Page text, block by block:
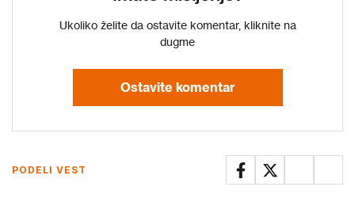
Ukoliko želite da ostavite komentar, kliknite na
dugme
Ostavite komentar
PODELI VEST